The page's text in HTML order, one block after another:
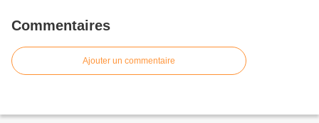
Commentaires
Ajouter un commentaire